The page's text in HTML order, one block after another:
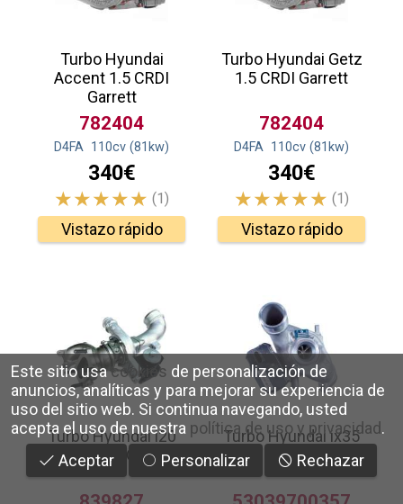
Turbo Hyundai
Accent 1.5 CRDI
Garrett
782404
D4FA 110cv (81 kw)
340€
(1)
Vistazo rápido
Turbo Hyundai Getz
1.5 CRDI Garrett
782404
D4FA 110cv (81 kw)
340€
(1)
Vistazo rápido
Turbo Hyundai i20
1.0 (T-GDI) Garrett
Turbo Hyundai ix35
2.0 (CRDI) KKK
Este sitio usacookies de personalización de
anuncios, analíticas y para mejorar su experiencia de
uso del sitio web. Si continua navegando, usted
acepta el uso de nuestra política de uso y privacidad.
Aceptar
Personalizar Rechazar